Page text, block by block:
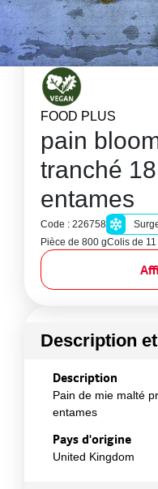
FOOD PLUS
pain
tranché
entames
Code : 226758
Pièce de 800 gColis de
Description
Description
Pain de mie malté
entames
Pays d'origine
United Kingdom